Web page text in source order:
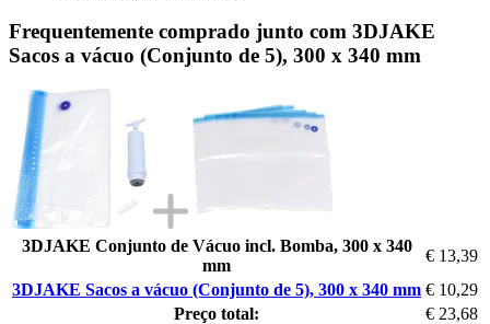
Frequentemente comprado junto com 3DJAKE
Sacos a vácuo (Conjunto de 5), 300 x 340 mm
3DJAKE Conjunto de Vácuo incl. Bomba, 300 x 340
mm
€ 13,39
3DJAKE Sacos a vácuo (Conjunto de 5), 300 x 340 mm € 10,29
Preço total:
€ 23,68